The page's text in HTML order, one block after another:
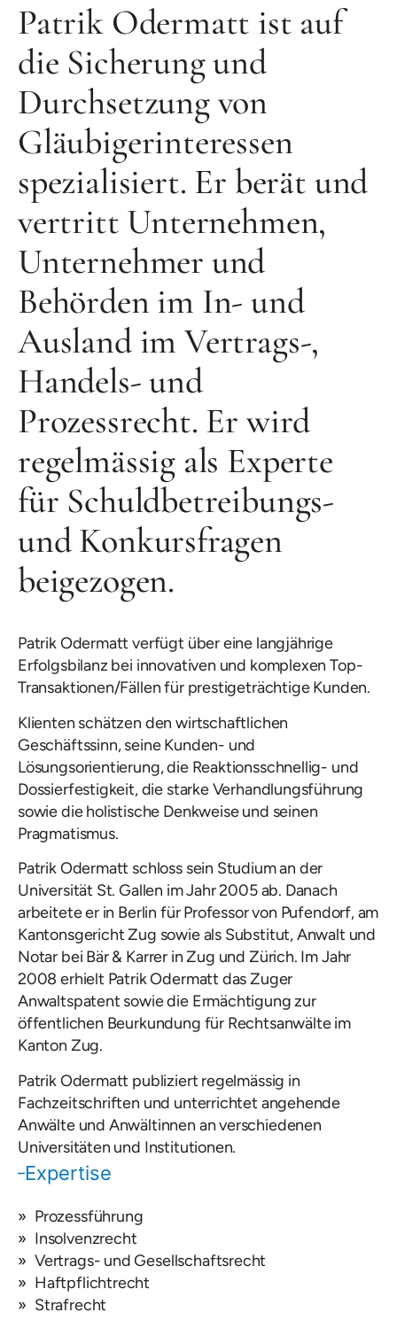
Patrik Odermatt ist auf
die Sicherung und
Durchsetzung von
Gläubigerinteressen
spezialisiert. Er berät und
vertritt Unternehmen,
Unternehmer und
Behörden im In- und
Ausland im Vertrags-,
Handels- und
Prozessrecht. Er wird
regelmässig als Experte
für Schuldbetreibungs-
und Konkursfragen
beigezogen.
Patrik Odermatt verfügt über eine langjährige
Erfolgsbilanz bei innovativen und komplexen Top-
Transaktionen/Fällen für prestigeträchtige Kunden.
Klienten schätzen den wirtschaftlichen
Geschäftssinn, seine Kunden- und
Lösungsorientierung, die Reaktionsschnellig- und
Dossierfestigkeit, die starke Verhandlungsführung
sowie die holistische Denkweise und seinen
Pragmatismus.
Patrik Odermatt schloss sein Studium an der
Universität St. Gallen im Jahr 2005 ab. Danach
arbeitete er in Berlin für Professor von Pufendorf, am
Kantonsgericht Zug sowie als Substitut, Anwalt und
Notar bei Bär & Karrer in Zug und Zürich. Im Jahr
2008 erhielt Patrik Odermatt das Zuger
Anwaltspatent sowie die Ermächtigung zur
öffentlichen Beurkundung für Rechtsanwälte im
Kanton Zug.
Patrik Odermatt publiziert regelmässig in
Fachzeitschriften und unterrichtet angehende
Anwälte und Anwältinnen an verschiedenen
Universitäten und Institutionen.
Expertise
Prozessführung
Insolvenzrecht
Vertrags- und Gesellschaftsrecht
Haftpflichtrecht
Strafrecht